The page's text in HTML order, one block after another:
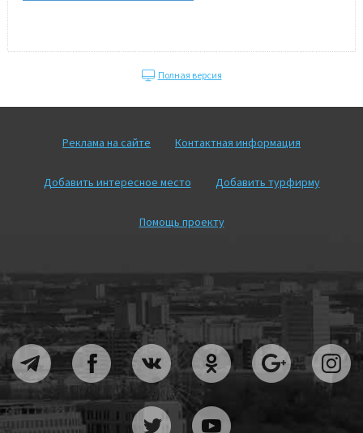
Полная версия
Реклама на сайте Контактная информация
Добавить интересное место Добавить турфирму
Помощь проекту